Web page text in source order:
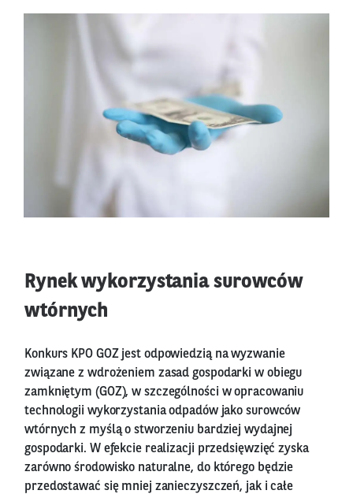
Rynek wykorzystania surowców
wtórnych
Konkurs KPO GOZ jest odpowiedzią na wyzwanie
związane z wdrożeniem zasad gospodarki w obiegu
zamkniętym (GOZ), w szczególności w opracowaniu
technologii wykorzystania odpadów jako surowców
wtórnych z myślą o stworzeniu bardziej wydajnej
gospodarki. W efekcie realizacji przedsięwzięć zyska
zarówno środowisko naturalne, do którego będzie
przedostawać się mniej zanieczyszczeń, jak i całe